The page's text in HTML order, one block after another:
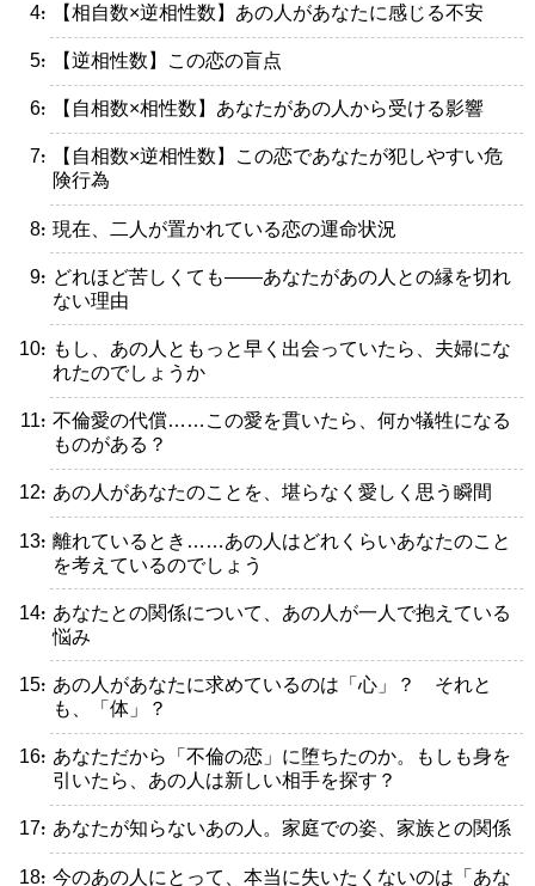
・【相自数×逆相性数】あの人があなたに感じる不安
・【逆相性数】この恋の盲点
・【自相数×相性数】あなたがあの人から受ける影響
・【自相数×逆相性数】この恋であなたが犯しやすい危
険行為
・現在、二人が置かれている恋の運命状況
・どれほど苦しくても――あなたがあの人との縁を切れ
ない理由
・もし、あの人ともっと早く出会っていたら、夫婦にな
れたのでしょうか
・不倫愛の代償……この愛を貫いたら、何か犠牲になる
ものがある？
・あの人があなたのことを、堪らなく愛しく思う瞬間
・離れているとき……あの人はどれくらいあなたのこと
を考えているのでしょう
・あなたとの関係について、あの人が一人で抱えている
悩み
・あの人があなたに求めているのは「心」？ それと
も、「体」？
・あなただから「不倫の恋」に堕ちたのか。もしも身を
引いたら、あの人は新しい相手を探す？
・あなたが知らないあの人。家庭での姿、家族との関係
・今のあの人にとって、本当に失いたくないのは「あな